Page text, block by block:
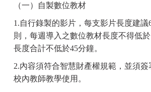
（一）自製數位教材
1.自行錄製的影片，每支影片長度建議
則，每週導入之數位教材長度不得低於
長度合計不低於45分鐘。
2.內容須符合智慧財產權規範，並須
校內教師教學使用。